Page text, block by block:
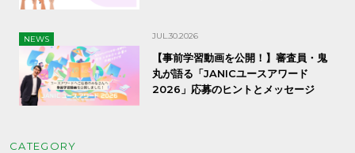
NEWS JUL.30.2026
【事前学習動画を公開！】審査員・鬼
丸が語る「JANICユースアワード
2026」応募のヒントとメッセージ
CATEGORY